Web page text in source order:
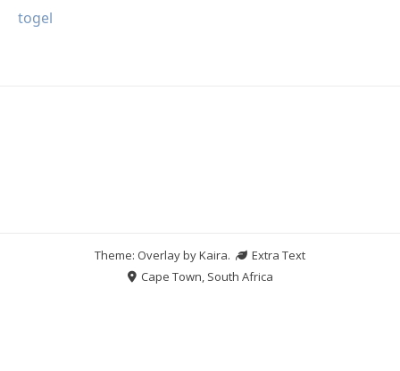
togel
Theme: Overlay byKaira.
Extra Text
Cape Town, South Africa